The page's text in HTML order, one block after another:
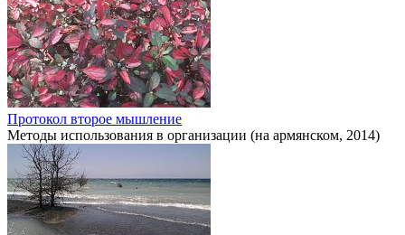
Протокол второе мышление
Методы использования в организации (на армянском, 2014)